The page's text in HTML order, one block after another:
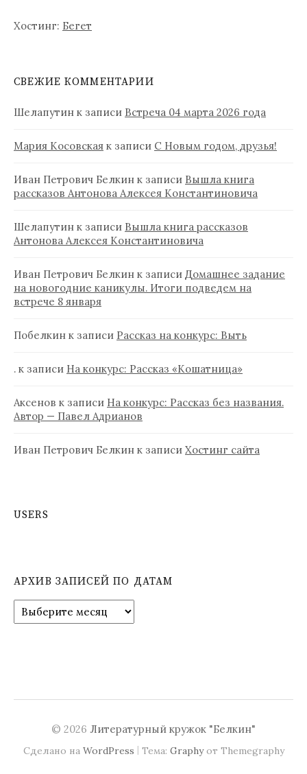
Хостинг: Бегет
СВЕЖИЕ КОММЕНТАРИИ
Шелапутин к записи Встреча 04 марта 2026 года
Мария Косовская к записи С Новым годом, друзья!
Иван Петрович Белкин к записи Вышла книга
рассказов Антонова Алексея Константиновича
Шелапутин к записи Вышла книга рассказов
Антонова Алексея Константиновича
Иван Петрович Белкин к записи Домашнее задание
на новогодние каникулы. Итоги подведем на
встрече 8 января
Побелкин к записи Рассказ на конкурс: Выть
. к записи На конкурс: Рассказ «Кошатница»
Аксенов к записи На конкурс: Рассказ без названия.
Автор — Павел Адрианов
Иван Петрович Белкин к записи Хостинг сайта
USERS
АРХИВ ЗАПИСЕЙ ПО ДАТАМ
р
а
© 2026 Литературный кружок "Белкин"
Сделано на WordPress | Тема: Graphyот Themegraphy